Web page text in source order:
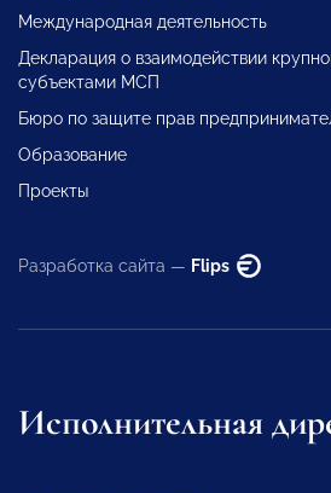
Международная деятельность
Декларация о взаимодействии
субъектами МСП
Бюро по защите прав
Образование
Проекты
Разработка сайта — Flips
Исполнительная